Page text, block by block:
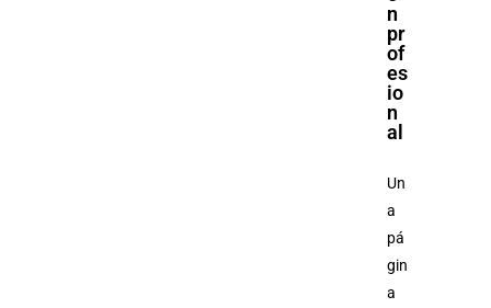
n
pr
of
es
io
n
al
Un
a
pá
gin
a